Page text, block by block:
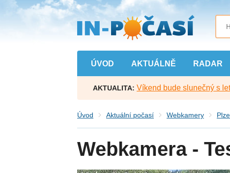
Přejít
na
hlavní
obsah
ÚVOD AKTUÁLNĚ RADAR
AKTUALITA: Víkend bude slunečný s
Úvod Aktuální počasí Webkamery
Webkamera -